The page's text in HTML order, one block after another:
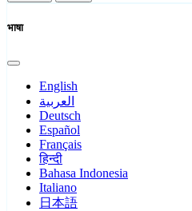
भाषा
English
العربية
Deutsch
Español
Français
हिन्दी
Bahasa Indonesia
Italiano
日本語